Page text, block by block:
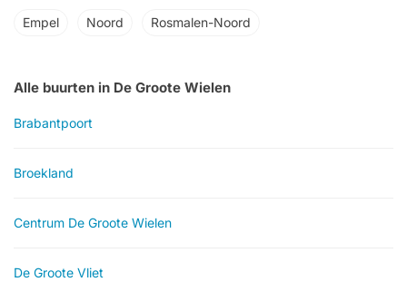
Empel Noord Rosmalen-Noord
Alle buurten in De Groote Wielen
Brabantpoort
Broekland
Centrum De Groote Wielen
De Groote Vliet